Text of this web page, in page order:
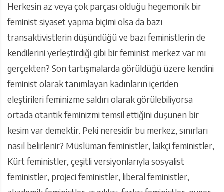
Herkesin az veya çok parçası olduğu hegemonik bir
feminist siyaset yapma biçimi olsa da bazı
transaktivistlerin düşündüğü ve bazı feministlerin de
kendilerini yerleştirdiği gibi bir feminist merkez var mı
gerçekten? Son tartışmalarda görüldüğü üzere kendini
feminist olarak tanımlayan kadınların içeriden
eleştirileri feminizme saldırı olarak görülebiliyorsa
ortada otantik feminizmi temsil ettiğini düşünen bir
kesim var demektir. Peki neresidir bu merkez, sınırları
nasıl belirlenir? Müslüman feministler, laikçi feministler,
Kürt feministler, çeşitli versiyonlarıyla sosyalist
feministler, projeci feministler, liberal feministler,